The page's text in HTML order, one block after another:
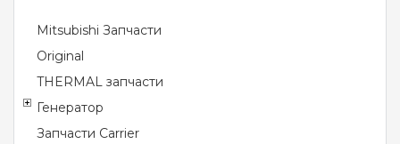
Mitsubishi Запчасти
Original
THERMAL запчасти
Генератор
Запчасти Carrier